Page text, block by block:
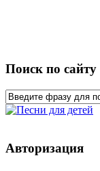
Поиск по сайту
Авторизация